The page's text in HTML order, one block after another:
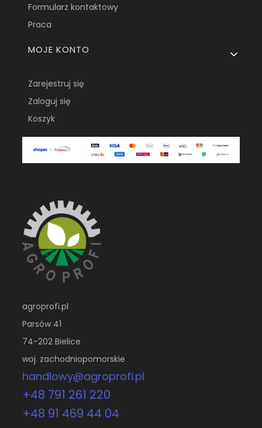
Formularz kontaktowy
Praca
MOJE KONTO
Zarejestruj się
Zaloguj się
Koszyk
agroprofi.pl
Parsów 41
74-202 Bielice
woj. zachodniopomorskie
handlowy@agroprofi.pl
+48 791 261 220
+48 91 469 44 04